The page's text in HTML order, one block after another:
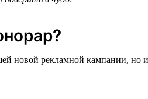
новой рекламной кампании,